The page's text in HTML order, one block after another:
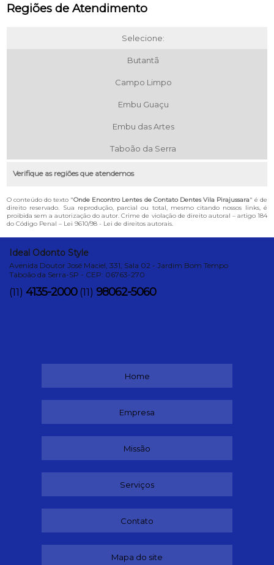
Regiões de Atendimento
Selecione:
Butantã
Campo Limpo
Embu Guaçu
Embu das Artes
Taboão da Serra
Verifique as regiões que atendemos
O conteúdo do texto "Onde Encontro Lentes de Contato Dentes Vila Pirajussara" é de
direito reservado. Sua reprodução, parcial ou total, mesmo citando nossos links, é
proibida sem a autorização do autor. Crime de violação de direito autoral – artigo 184
do Código Penal – Lei 9610/98 - Lei de direitos autorais.
Ideal Odonto Style
Avenida Doutor José Maciel, 331, Sala 02 - Jardim Bom Tempo
Taboão da Serra-SP - CEP: 06763-270
(11) 4135-2000 (11) 98062-5060
Home
Empresa
Missão
Serviços
Contato
Mapa do site